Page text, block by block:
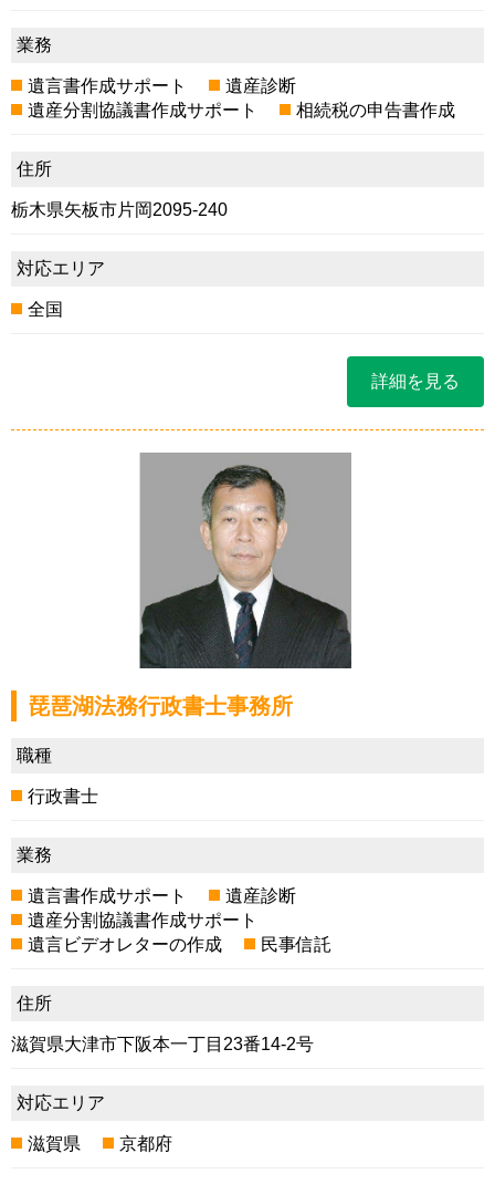
業務
遺言書作成サポート
遺産診断
遺産分割協議書作成サポート
相続税の申告書作成
住所
栃木県矢板市片岡2095-240
対応エリア
全国
詳細を見る
琵琶湖法務行政書士事務所
職種
行政書士
業務
遺言書作成サポート
遺産診断
遺産分割協議書作成サポート
遺言ビデオレターの作成
民事信託
住所
滋賀県大津市下阪本一丁目23番14-2号
対応エリア
滋賀県 京都府